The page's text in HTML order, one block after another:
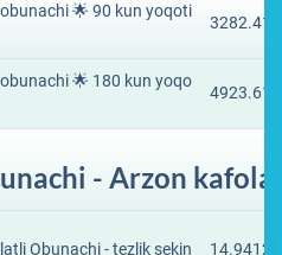
🌟 90 kun yoqoti
🌟 180 kun yoqo
- Arzon
Obunachi - tezlik sekin 14.9412